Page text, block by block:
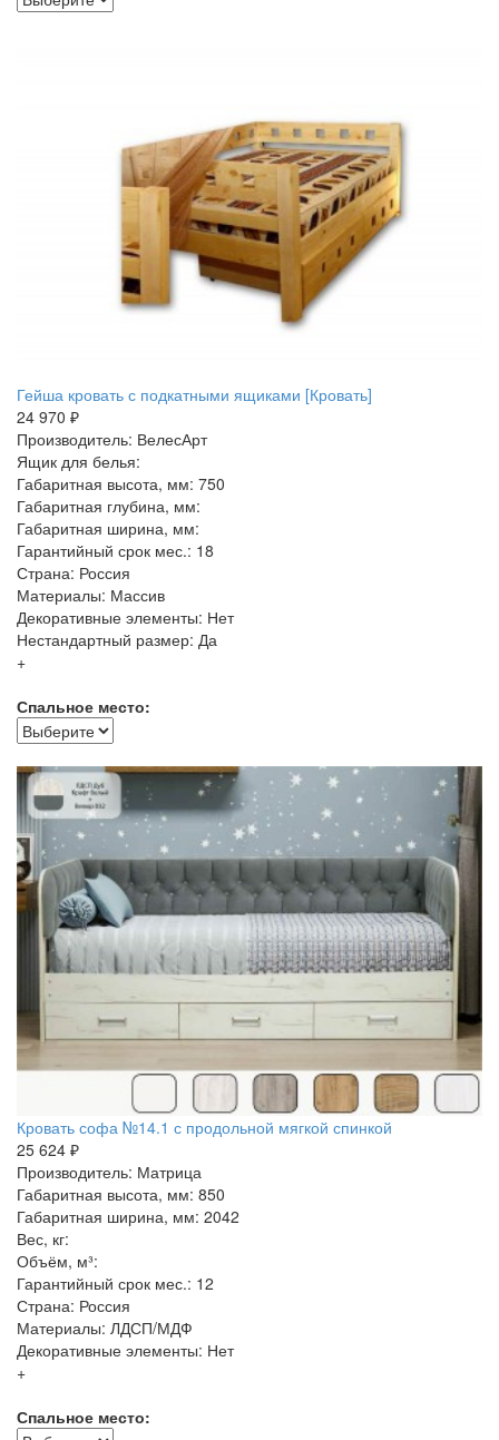
Гейша кровать с подкатными ящиками [Кровать]
24 970 ₽
Производитель: ВелесАрт
Ящик для белья:
Габаритная высота, мм: 750
Габаритная глубина, мм:
Габаритная ширина, мм:
Гарантийный срок мес.: 18
Страна: Россия
Материалы: Массив
Декоративные элементы: Нет
Нестандартный размер: Да
+
Спальное место:
Кровать софа №14.1 с продольной мягкой спинкой
25 624 ₽
Производитель: Матрица
Габаритная высота, мм: 850
Габаритная ширина, мм: 2042
Вес, кг:
Объём, м³:
Гарантийный срок мес.: 12
Страна: Россия
Материалы: ЛДСП/МДФ
Декоративные элементы: Нет
+
Спальное место: